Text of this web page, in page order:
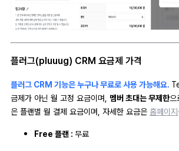
플러그(pluuug) CRM 요금제 가격
플러그 CRM 기능은 누구나 무료로 사용 가능해요.
금제가 아닌 월 고정 요금이며, 멤버 초대는 무제한으
은 플랜별 월 결제 요금이며, 자세한 요금은 홈페이지
Free 플랜 : 무료